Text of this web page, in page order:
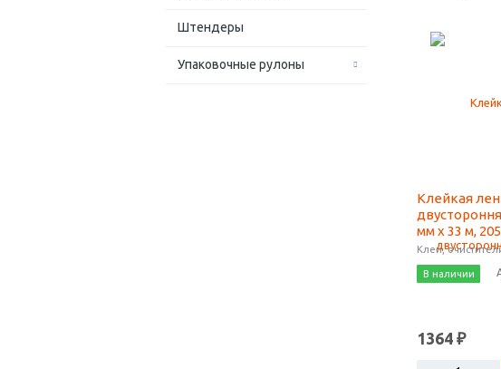
Штендеры
Упаковочные рулоны
Клейкая
мм х 33 м,
Клеи,
В наличии
1364 ₽